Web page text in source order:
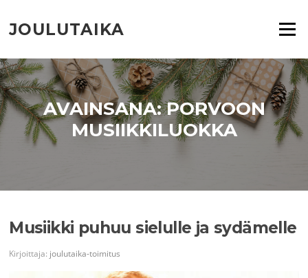
suoraan
sisältöön
JOULUTAIKA Valikko
AVAINSANA:PORVOON
MUSIIKKILUOKKA
Musiikki puhuu sielulle ja sydämelle
Kirjoittaja: joulutaika-toimitus